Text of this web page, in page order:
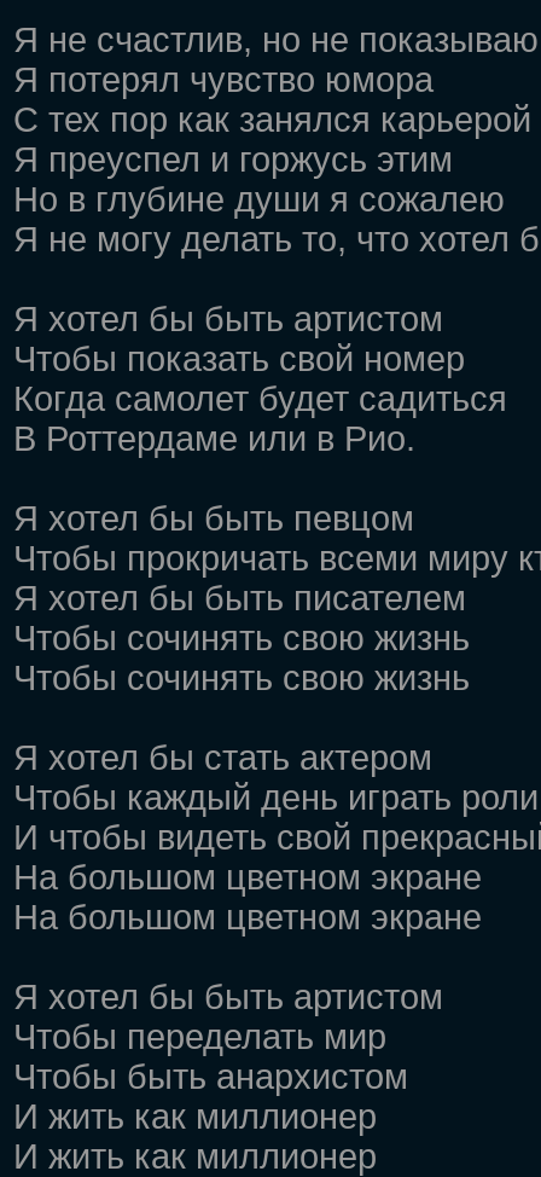
Я не счастлив, но не показываю
Я потерял чувство юмора
С тех пор как занялся карьерой
Я преуспел и горжусь этим
Но в глубине души я сожалею
Я не могу делать то, что хотел
Я хотел бы быть артистом
Чтобы показать свой номер
Когда самолет будет садиться
В Роттердаме или в Рио.
Я хотел бы быть певцом
Чтобы прокричать всеми миру
Я хотел бы быть писателем
Чтобы сочинять свою жизнь
Чтобы сочинять свою жизнь
Я хотел бы стать актером
Чтобы каждый день играть роли
И чтобы видеть свой
На большом цветном экране
На большом цветном экране
Я хотел бы быть артистом
Чтобы переделать мир
Чтобы быть анархистом
И жить как миллионер
И жить как миллионер